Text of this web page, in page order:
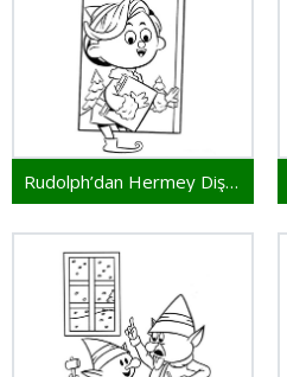
Rudolph’dan Hermey Dişçi Elf